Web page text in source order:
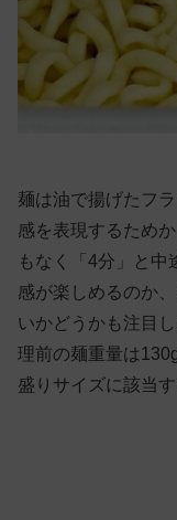
麺は油で揚げたフ
感を表現するため
もなく「4分」と中
感が楽しめるのか
いかどうかも注目
理前の麺重量は
盛りサイズに該当